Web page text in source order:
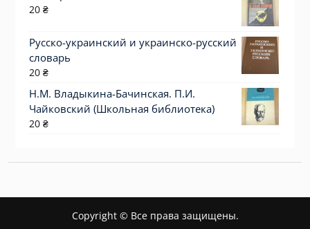
20 ₴
Русско-украинский и украинско-русский
словарь
20 ₴
Н.М. Владыкина-Бачинская. П.И.
Чайковский (Школьная библиотека)
20 ₴
Copyright © Все права защищены.